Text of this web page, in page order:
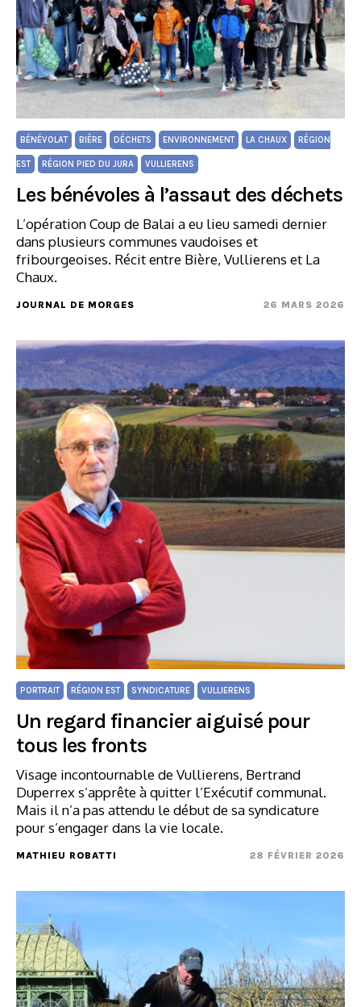
BÉNÉVOLAT BIÈRE DÉCHETS ENVIRONNEMENT LA CHAUX RÉGION
EST RÉGION PIED DU JURA VULLIERENS
Les bénévoles à l’assaut des déchets
L’opération Coup de Balai a eu lieu samedi dernier
dans plusieurs communes vaudoises et
fribourgeoises. Récit entre Bière, Vullierens et La
Chaux.
JOURNAL DE MORGES 26 MARS 2026
PORTRAIT RÉGION EST SYNDICATURE VULLIERENS
Un regard financier aiguisé pour
tous les fronts
Visage incontournable de Vullierens, Bertrand
Duperrex s’apprête à quitter l’Exécutif communal.
Mais il n’a pas attendu le début de sa syndicature
pour s’engager dans la vie locale.
MATHIEU ROBATTI 28 FÉVRIER 2026